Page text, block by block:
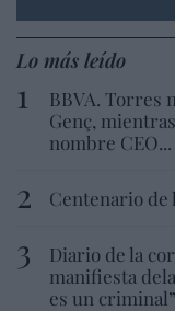
Lo más leído
BBVA. Torres
Genç,
nombre
Centenario de
Diario de la
manifiesta
es un criminal”